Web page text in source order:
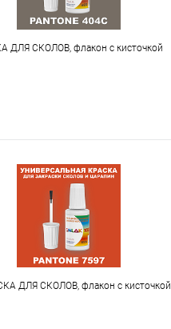
ДЛЯ СКОЛОВ, флакон с кисточкой
ДЛЯ СКОЛОВ, флакон с кисточкой